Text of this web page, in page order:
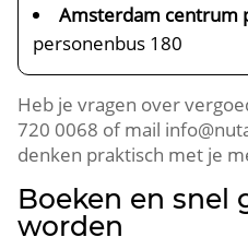
Amsterdam centrum
personenbus 180
Heb je vragen over
720 0068 of mail
denken praktisch met je
Boeken en snel
worden